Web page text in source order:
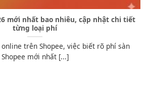
mới nhất bao nhiêu, cập nhật chi tiết
từng loại phí
trên Shopee, việc biết rõ phí sàn
Shopee mới nhất [...]